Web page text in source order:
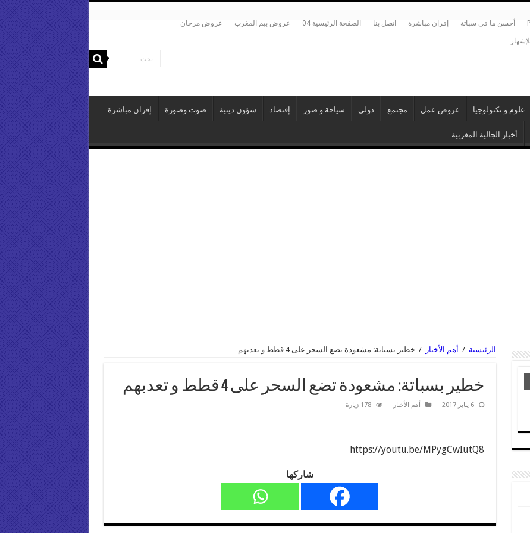
أحسن ما في سباتة إفران مباشرة اتصل بنا الصفحة الرئيسية 04 عروض بيم المغرب عروض مرجان
علوم و تكنولوجيا عروض عمل مجتمع دولي سياحة و صور إقتصاد شؤون دينية صوت وصورة إفران مباشرة
أخبار الجالية المغربية
الرئيسية / أهم الأخبار / خطير بسباتة: مشعودة تضع السحر على 4 قطط و تعدبهم
خطير بسباتة: مشعودة تضع السحر على 4 قطط و تعدبهم
6 يناير 2017 أهم الأخبار 178 زيارة
https://youtu.be/MPygCwIutQ8
شاركها